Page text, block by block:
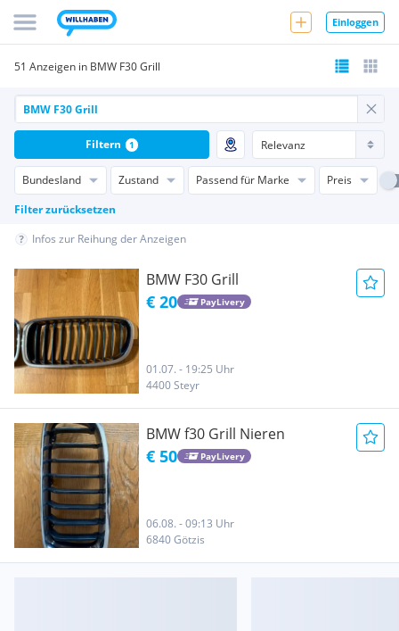
Einloggen
51 Anzeigen in BMW F30 Grill
Bundesland Zustand Passend für Marke
Preis
Filter zurücksetzen
Filtern 1
Infos zur Reihung der Anzeigen
BMW F30 Grill
€ 20 PayLivery
01.07. - 19:25 Uhr
4400 Steyr
BMW f30 Grill Nieren
€ 50 PayLivery
06.08. - 09:13 Uhr
6840 Götzis